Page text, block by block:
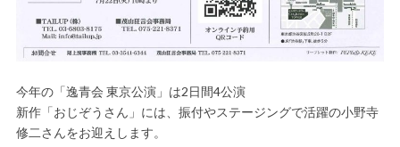
今年の「逸青会 東京公演」は2日間4公演
新作「おじぞうさん」には、振付やステージングで活躍の小野寺
修二さんをお迎えします。